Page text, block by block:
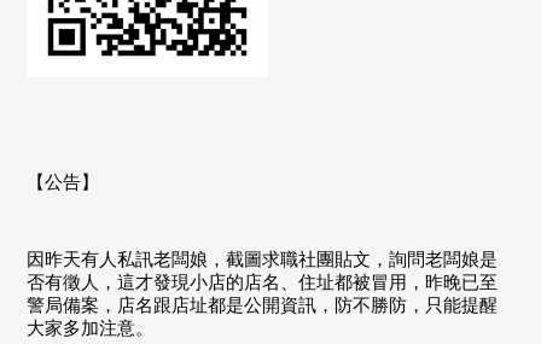
【公告】
因昨天有人私訊老闆娘，截圖求職社團貼文，詢問老闆娘是
否有徵人，這才發現小店的店名、住址都被冒用，昨晚已至
警局備案，店名跟店址都是公開資訊，防不勝防，只能提醒
大家多加注意。